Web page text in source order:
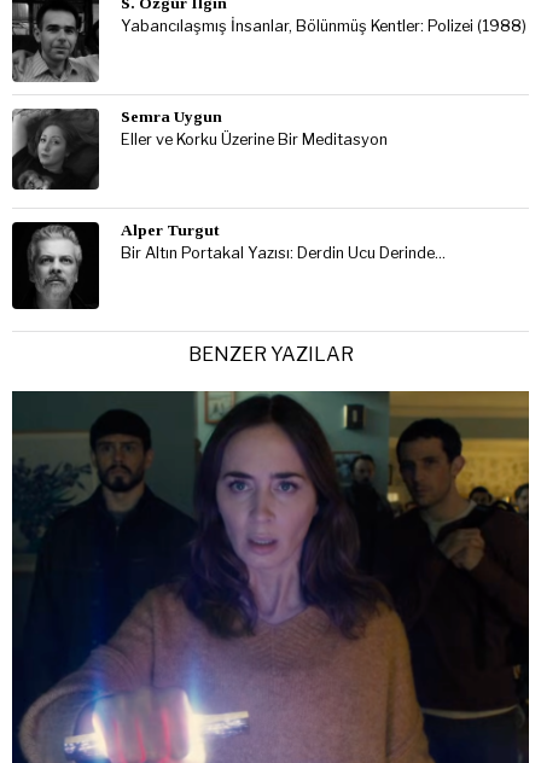
Yabancılaşmış İnsanlar, Bölünmüş Kentler: Polizei (1988)
Semra Uygun
Eller ve Korku Üzerine Bir Meditasyon
Alper Turgut
Bir Altın Portakal Yazısı: Derdin Ucu Derinde…
BENZER YAZILAR